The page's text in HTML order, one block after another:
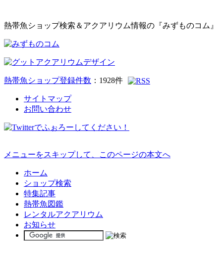
熱帯魚ショップ検索＆アクアリウム情報の『みずものコム』
熱帯魚ショップ登録件数 ： 1928件
サイトマップ
お問い合わせ
メニューをスキップして、このページの本文へ
ホーム
ショップ検索
特集記事
熱帯魚図鑑
レンタルアクアリウム
お知らせ